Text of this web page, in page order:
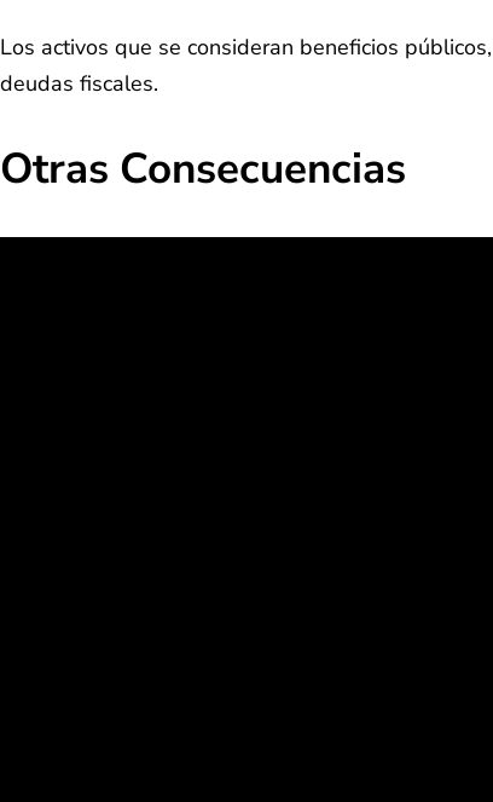
Los activos que se consideran beneficios
deudas fiscales.
Otras Consecuencias